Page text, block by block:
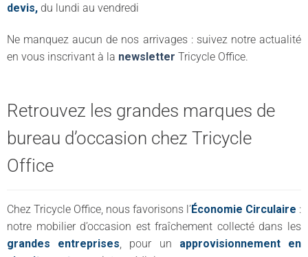
devis, du lundi au vendredi
Ne manquez aucun de nos arrivages : suivez notre actualité
en vous inscrivant à la newsletter Tricycle Office.
Retrouvez les grandes marques de
bureau d’occasion chez Tricycle
Office
Chez Tricycle Office, nous favorisons l’Économie Circulaire :
notre mobilier d’occasion est fraîchement collecté dans les
grandes entreprises , pour un approvisionnement en